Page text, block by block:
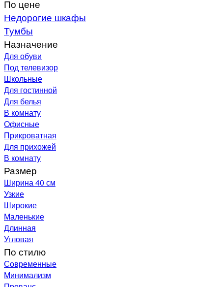
По цене
Недорогие шкафы
Тумбы
Назначение
Для обуви
Под телевизор
Школьные
Для гостинной
Для белья
В комнату
Офисные
Прикроватная
Для прихожей
В комнату
Размер
Ширина 40 см
Узкие
Широкие
Маленькие
Длинная
Угловая
По стилю
Современные
Минимализм